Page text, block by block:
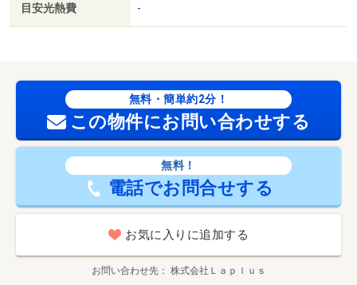
目安光熱費 -
無料・簡単約2分！
この物件にお問い合わせする
無料！
電話でお問合せする
お気に入りに追加する
お問い合わせ先
株式会社Ｌａｐｌｕｓ